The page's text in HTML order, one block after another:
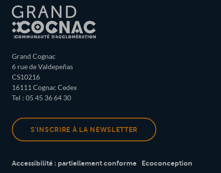
Grand Cognac
6 rue de Valdepeñas
CS10216
16111 Cognac Cedex
Tel : 05 45 36 64 30
S'INSCRIRE À LA NEWSLETTER
Accessibilité : partiellement conforme
Ecoconception